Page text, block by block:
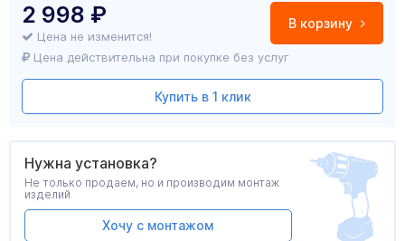
В корзину
2 998 ₽
Цена не изменится!
Цена действительна при покупке без услуг
Купить в 1 клик
Нужна установка?
Не только продаем, но и производим монтаж
изделий
Хочу с монтажом